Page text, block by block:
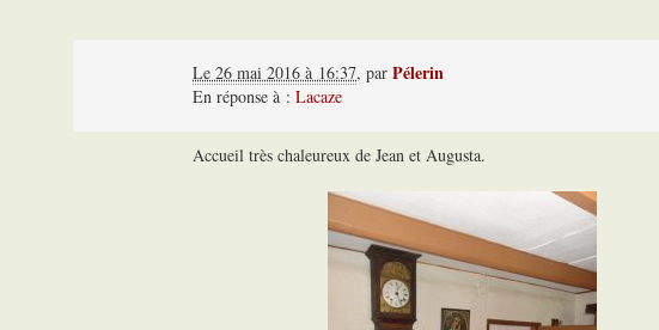
Le 26 mai 2016 à 16:37, par Pélerin
En réponse à : Lacaze
Accueil très chaleureux de Jean et Augusta.